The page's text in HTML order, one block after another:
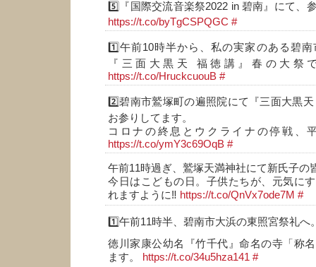
5️⃣『国際交流音楽祭2022 in 碧南』にて、
https://t.co/byTgCSPQGC #
1️⃣午前10時半から、私の実家のある碧
『三面大黒天 福徳講』春の大祭
https://t.co/HruckcuouB #
2️⃣碧南市鷲塚町の遍照院にて『三面大黒
お参りしてます。
コロナの終息とウクライナの停戦、
https://t.co/ymY3c69OqB #
午前11時過ぎ、鷲塚天満神社にて新氏子の
今日はこどもの日。子供たちが、元気に
れますように‼️ https://t.co/QnVx7ode7M #
1️⃣午前11時半、碧南市大浜の東照宮祭礼へ
徳川家康公幼名『竹千代』命名の寺「称
ます。
https://t.co/34u5hza141 #